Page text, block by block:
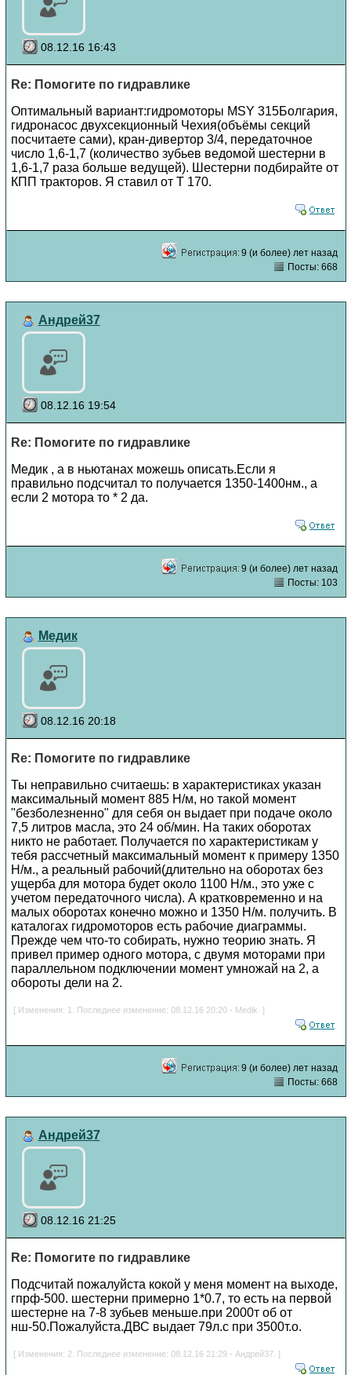
08.12.16 16:43
Re: Помогите по гидравлике
Оптимальный вариант:гидромоторы MSY 315Болгария,
гидронасос двухсекционный Чехия(объёмы секций
посчитаете сами), кран-дивертор 3/4, передаточное
число 1,6-1,7 (количество зубьев ведомой шестерни в
1,6-1,7 раза больше ведущей). Шестерни подбирайте от
КПП тракторов. Я ставил от Т 170.
9 (и более) лет назад
Посты: 668
Андрей37
08.12.16 19:54
Re: Помогите по гидравлике
Медик , а в ньютанах можешь описать.Если я
правильно подсчитал то получается 1350-1400нм., а
если 2 мотора то * 2 да.
9 (и более) лет назад
Посты: 103
Медик
08.12.16 20:18
Re: Помогите по гидравлике
Ты неправильно считаешь: в характеристиках указан
максимальный момент 885 Н/м, но такой момент
"безболезненно" для себя он выдает при подаче около
7,5 литров масла, это 24 об/мин. На таких оборотах
никто не работает. Получается по характеристикам у
тебя рассчетный максимальный момент к примеру 1350
Н/м., а реальный рабочий(длительно на оборотах без
ущерба для мотора будет около 1100 Н/м., это уже с
учетом передаточного числа). А кратковременно и на
малых оборотах конечно можно и 1350 Н/м. получить. В
каталогах гидромоторов есть рабочие диаграммы.
Прежде чем что-то собирать, нужно теорию знать. Я
привел пример одного мотора, с двумя моторами при
параллельном подключении момент умножай на 2, а
обороты дели на 2.
[ Изменения: 1. Последнее изменение: 08.12.16 20:20 - Medik. ]
9 (и более) лет назад
Посты: 668
Андрей37
08.12.16 21:25
Re: Помогите по гидравлике
Подсчитай пожалуйста кокой у меня момент на выходе,
гпрф-500. шестерни примерно 1*0.7, то есть на первой
шестерне на 7-8 зубьев меньше.при 2000т об от
нш-50.Пожалуйста.ДВС выдает 79л.с при 3500т.о.
[ Изменения: 2. Последнее изменение: 08.12.16 21:29 - Андрей37. ]